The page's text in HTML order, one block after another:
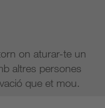
on aturar-te un
altres persones
que et mou.